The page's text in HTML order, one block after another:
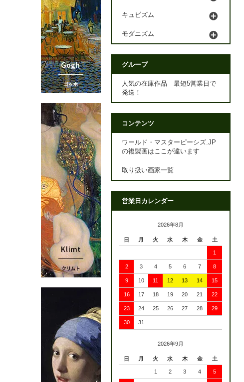
キュビズム
モダニズム
グループ
人気の在庫作品 最短5営業日で
発送！
コンテンツ
ワールド・マスターピーシズ.JP
の複製画はここが違います
取り扱い画家一覧
営業日カレンダー
2026年8月
日 月 火 水 木 金 土
1
2 3 4 5 6 7 8
9 10 11 12 13 14 15
16 17 18 19 20 21 22
23 24 25 26 27 28 29
30 31
2026年9月
日 月 火 水 木 金 土
1 2 3 4 5